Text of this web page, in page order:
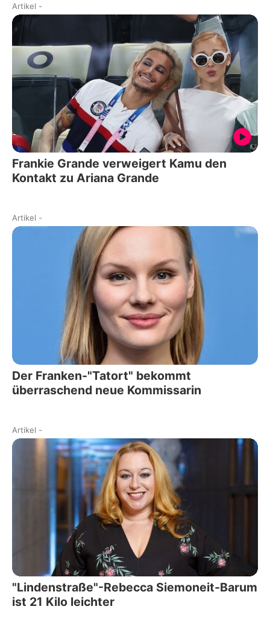
Artikel -
Frankie Grande verweigert Kamu den
Kontakt zu Ariana Grande
Artikel -
Der Franken-"Tatort" bekommt
überraschend neue Kommissarin
Artikel -
"Lindenstraße"-Rebecca Siemoneit-Barum
ist 21 Kilo leichter